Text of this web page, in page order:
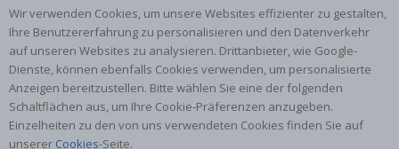
Wir verwenden Cookies, um unsere Websites effizienter zu gestalten,
Ihre Benutzererfahrung zu personalisieren und den Datenverkehr
auf unseren Websites zu analysieren. Drittanbieter, wie Google-
Dienste, können ebenfalls Cookies verwenden, um personalisierte
Anzeigen bereitzustellen. Bitte wählen Sie eine der folgenden
Schaltflächen aus, um Ihre Cookie-Präferenzen anzugeben.
Einzelheiten zu den von uns verwendeten Cookies finden Sie auf
unserer Cookies-Seite.